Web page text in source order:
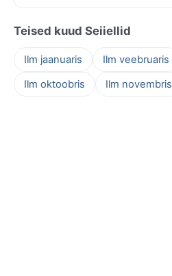
Teised kuud Seiiellid
Ilm jaanuaris Ilm veebruaris
Ilm oktoobris
Ilm novembris